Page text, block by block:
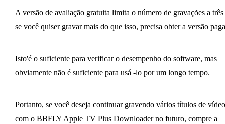
A versão de avaliação gratuita limita o número de gravações a três
se você quiser gravar mais do que isso, precisa obter a versão
Isto'é o suficiente para verificar o desempenho do software, mas
obviamente não é suficiente para usá -lo por um longo tempo.
Portanto, se você deseja continuar gravendo vários títulos de vídeo
com o BBFLY Apple TV Plus Downloader no futuro, compre a